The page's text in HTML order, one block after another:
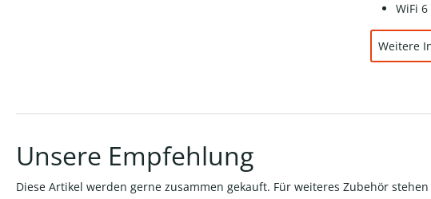
WiFi
Weitere
Unsere Empfehlung
Diese Artikel werden gerne zusammen gekauft. Für weiteres Zubehör